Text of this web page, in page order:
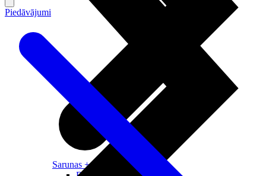
Sarunas + Internets
Piedāvājumi